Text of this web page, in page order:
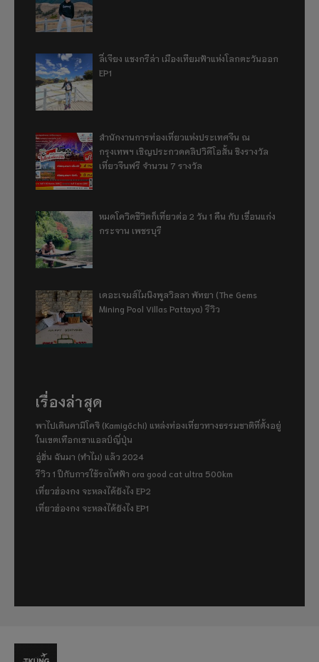
ลี่เจียง แชงกรีล่า เมืองเทียมฟ้าแห่งโลกตะวันออก
EP1
สำนักงานการท่องเที่ยวแห่งประเทศจีน ณ
กรุงเทพฯ เชิญประกวดคลิปวิดีโอสั้น ชิงรางวัล
เที่ยวจีนฟรี จำนวน 7 รางวัล
หมดโควิดชีวิตก็เที่ยวต่อ 2 วัน 1 คืน กับ เขื่อนแก่ง
กระจาน เพชรบุรี
เดอะเจมส์ไมนิงพูลวิลลา พัทยา (The Gems
Mining Pool Villas Pattaya) รีวิว
เรื่องล่าสุด
พาไปเดินคามิโคจิ (Kamigōchi) แหล่งท่องเที่ยวทางธรรมชาติที่ตั้งอยู่
ในเขตเทือกเขาแอลป์ญี่ปุ่น
อู่ฮั่น ฉันมา (ทำไม) แล้ว 2024
รีวิว 1 ปีกับการใช้รถไฟฟ้า ora good cat ultra 500km
เที่ยวฮ่องกง จะหลงได้ยังไง EP2
เที่ยวฮ่องกง จะหลงได้ยังไง EP1